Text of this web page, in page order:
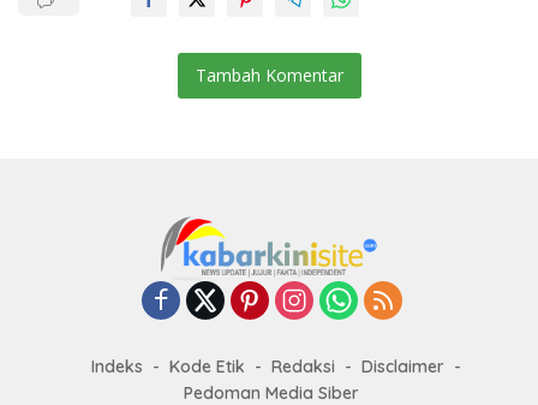
Tambah Komentar
Indeks Kode Etik Redaksi
Disclaimer
Pedoman Media Siber